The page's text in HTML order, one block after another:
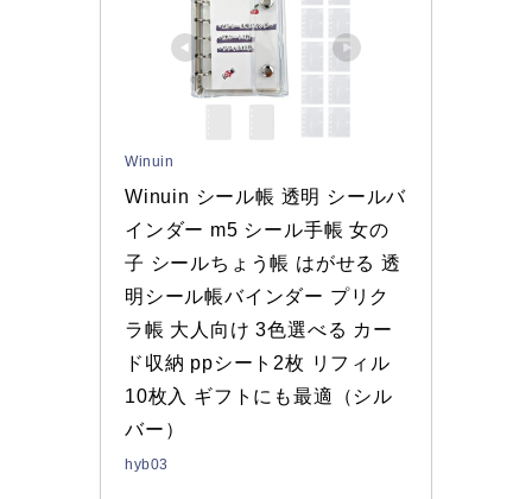
Winuin
Winuin シール帳 透明 シールバ
インダー m5 シール手帳 女の
子 シールちょう帳 はがせる 透
明シール帳バインダー プリク
ラ帳 大人向け 3色選べる カー
ド収納 ppシート2枚 リフィル
10枚入 ギフトにも最適（シル
バー）
hyb03